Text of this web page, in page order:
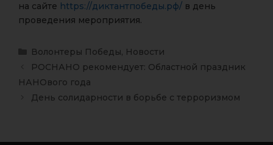
на сайте https://диктантпобеды.рф/ в день
проведения мероприятия.
Волонтеры Победы, Новости
РОСНАНО рекомендует: Областной праздник
НАНОвого года
День солидарности в борьбе с терроризмом